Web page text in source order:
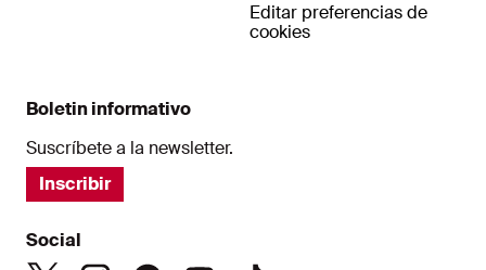
Editar preferencias de
cookies
Boletin informativo
Suscríbete a la newsletter.
Inscribir
Social